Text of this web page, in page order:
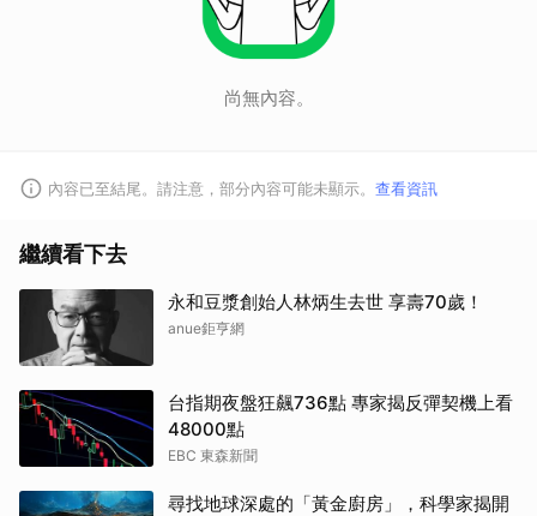
尚無內容。
內容已至結尾。請注意，部分內容可能未顯示。 查看資訊
繼續看下去
永和豆漿創始人林炳生去世 享壽70歲！
anue鉅亨網
台指期夜盤狂飆736點 專家揭反彈契機上看
48000點
EBC 東森新聞
尋找地球深處的「黃金廚房」，科學家揭開